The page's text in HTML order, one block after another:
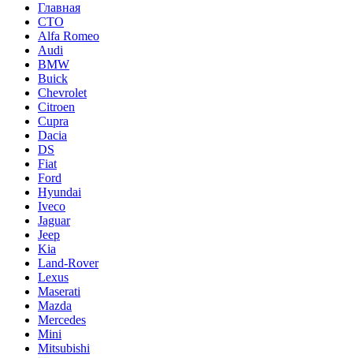
Главная
СТО
Alfa Romeo
Audi
BMW
Buick
Chevrolet
Citroen
Cupra
Dacia
DS
Fiat
Ford
Hyundai
Iveco
Jaguar
Jeep
Kia
Land-Rover
Lexus
Maserati
Mazda
Mercedes
Mini
Mitsubishi